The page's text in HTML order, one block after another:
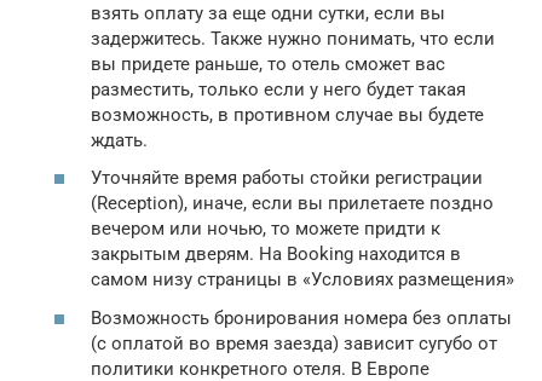
взять оплату за еще одни сутки, если вы
задержитесь. Также нужно понимать, что если
вы придете раньше, то отель сможет вас
разместить, только если у него будет такая
возможность, в противном случае вы будете
ждать.
Уточняйте время работы стойки регистрации
(Reception), иначе, если вы прилетаете поздно
вечером или ночью, то можете придти к
закрытым дверям. На Booking находится в
самом низу страницы в «Условиях размещения»
Возможность бронирования номера без оплаты
(с оплатой во время заезда) зависит сугубо от
политики конкретного отеля. В Европе